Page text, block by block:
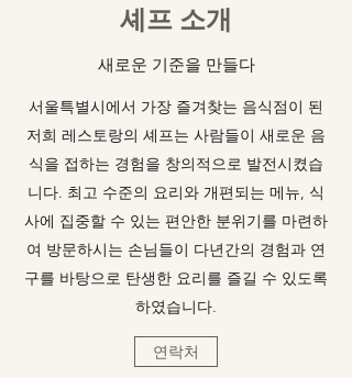
셰프 소개
새로운 기준을 만들다
서울특별시에서 가장 즐겨찾는 음식점이 된
저희 레스토랑의 셰프는 사람들이 새로운 음
식을 접하는 경험을 창의적으로 발전시켰습
니다. 최고 수준의 요리와 개편되는 메뉴, 식
사에 집중할 수 있는 편안한 분위기를 마련하
여 방문하시는 손님들이 다년간의 경험과 연
구를 바탕으로 탄생한 요리를 즐길 수 있도록
하였습니다.
연락처